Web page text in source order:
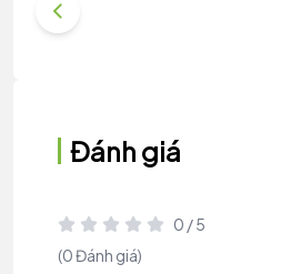
Đánh giá
0 / 5
(0 Đánh giá)